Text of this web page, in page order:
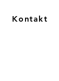
Kontakt